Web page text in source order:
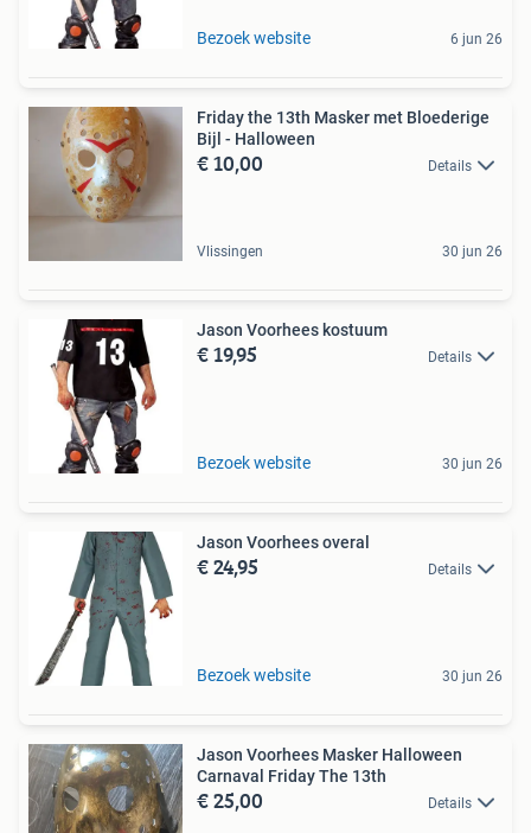
Bezoek website 6 jun 26
Friday the 13th Masker met Bloederige
Bijl - Halloween
€ 10,00 Details
Vlissingen 30 jun 26
Jason Voorhees kostuum
€ 19,95 Details
Bezoek website 30 jun 26
Jason Voorhees overal
€ 24,95 Details
Bezoek website 30 jun 26
Jason Voorhees Masker Halloween
Carnaval Friday The 13th
€ 25,00 Details